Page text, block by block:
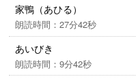
家鴨（あひる）
朗読時間：27分42秒
あいびき
朗読時間：9分42秒